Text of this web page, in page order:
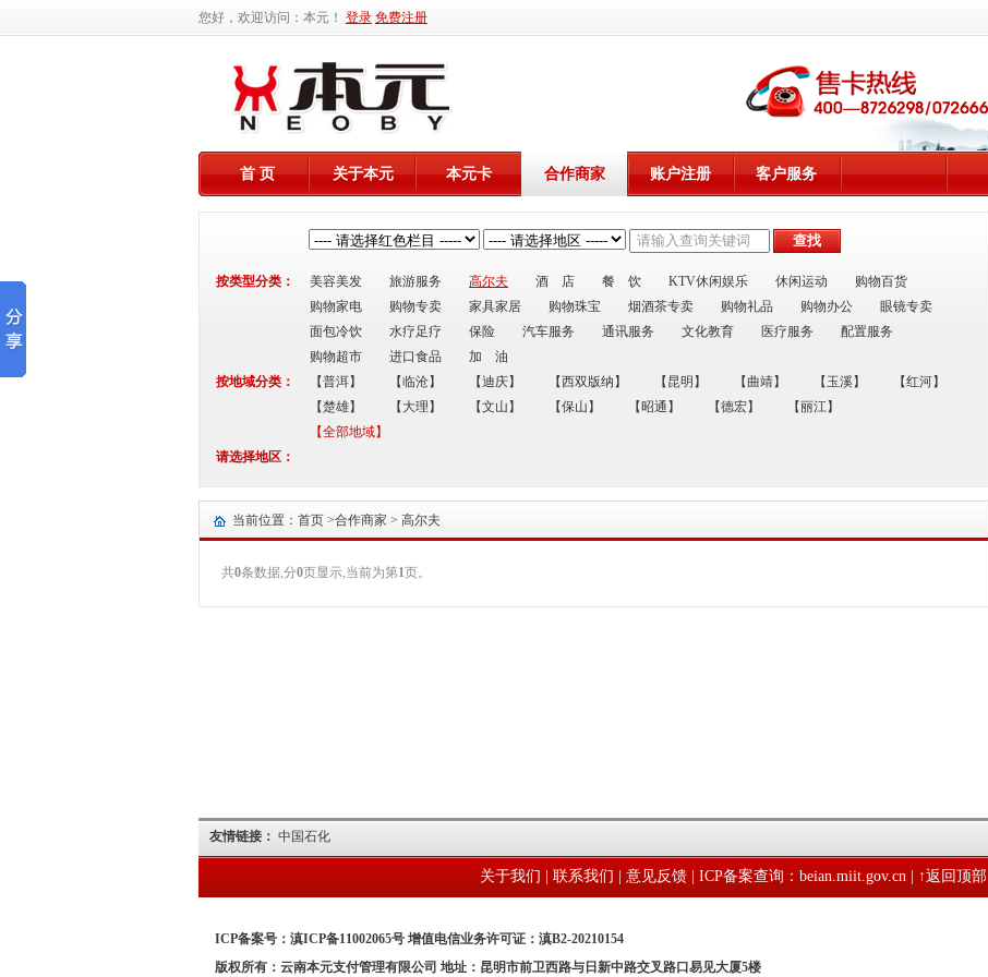
您好，欢迎访问：本元！ 登录 免费注册
首 页 关于本元 本元卡 合作商家 账户注册 客户服务
按类型分类： 美容美发 旅游服务 高尔夫 酒 店 餐 饮 KTV休闲娱乐 休闲运动
购物百货
购物家电
购物专卖 家具家居 购物珠宝 烟酒茶专卖 购物礼品 购物办公
眼镜专卖
面包冷饮
水疗足疗 保险 汽车服务 通讯服务 文化教育 医疗服务
配置服务
购物超市
进口食品
加 油
按地域分类：
【普洱】 【临沧】 【迪庆】 【西双版纳】 【昆明】 【曲靖】 【玉溪】
【红河】
【楚雄】
【大理】 【文山】 【保山】 【昭通】 【德宏】
【丽江】
【全部地域】
请选择地区：
当前位置：首页 >合作商家 > 高尔夫
共0条数据,分0页显示,当前为第1页。
友情链接： 中国石化
关于我们 联系我们 意见反馈| ICP备案查询：beian.miit.gov.cn| ↑返回顶部
ICP备案号：滇ICP备11002065号 增值电信业务许可证：滇B2-20210154
版权所有：云南本元支付管理有限公司 地址：昆明市前卫西路与日新中路交叉路口易见大厦5楼